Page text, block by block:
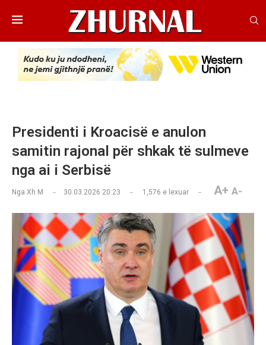
Presidenti i Kroacisë e anulon
samitin rajonal për shkak të sulmeve
nga ai i Serbisë
Nga Xh M 30.03.2026 20:23 1,576 e lexuar A+ A-